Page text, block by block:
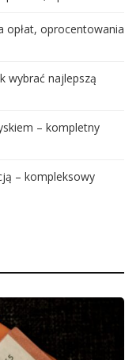
opłat, oprocentowania
wybrać najlepszą
– kompletny
– kompleksowy